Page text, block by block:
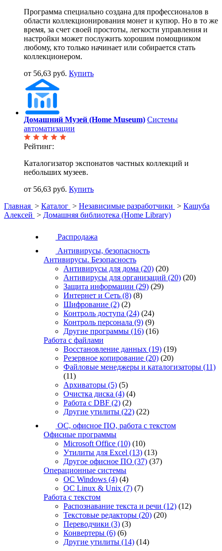
Программа специально создана для профессионалов в
области коллекционирования монет и купюр. Но в то же
время, за счет своей простоты, легкости управления и
настройки может послужить хорошим помощником
любому, кто только начинает или собирается стать
коллекционером.
от 56,63 руб. Купить
Домашний Музей (Home Museum) Системы
автоматизации
Рейтинг:
Каталогизатор экспонатов частных коллекций и
небольших музеев.
от 56,63 руб. Купить
Главная > Каталог > Независимые разработчики > Кашуба
Алексей > Домашняя библиотека (Home Library)
Распродажа
Антивирусы, безопасность
Антивирусы. Безопасность
Антивирусы для дома (20) (20)
Антивирусы для организаций (20) (20)
Защита информации (29) (29)
Интернет и Сеть (8) (8)
Шифрование (2) (2)
Контроль доступа (24) (24)
Контроль персонала (9) (9)
Другие программы (16) (16)
Работа с файлами
Восстановление данных (19) (19)
Резервное копирование (20) (20)
Файловые менеджеры и каталогизаторы (11)
(11)
Архиваторы (5) (5)
Очистка диска (4) (4)
Работа с DBF (2) (2)
Другие утилиты (22) (22)
ОС, офисное ПО, работа с текстом
Офисные программы
Microsoft Office (10) (10)
Утилиты для Excel (13) (13)
Другое офисное ПО (37) (37)
Операционные системы
ОС Windows (4) (4)
ОС Linux & Unix (7) (7)
Работа с текстом
Распознавание текста и речи (12) (12)
Текстовые редакторы (20) (20)
Переводчики (3) (3)
Конвертеры (6) (6)
Другие утилиты (14) (14)